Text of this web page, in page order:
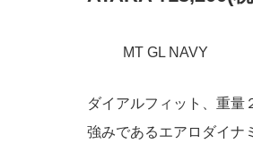
MT GL NAVY
ダイアルフィット、重量
強みであるエアロダイナ